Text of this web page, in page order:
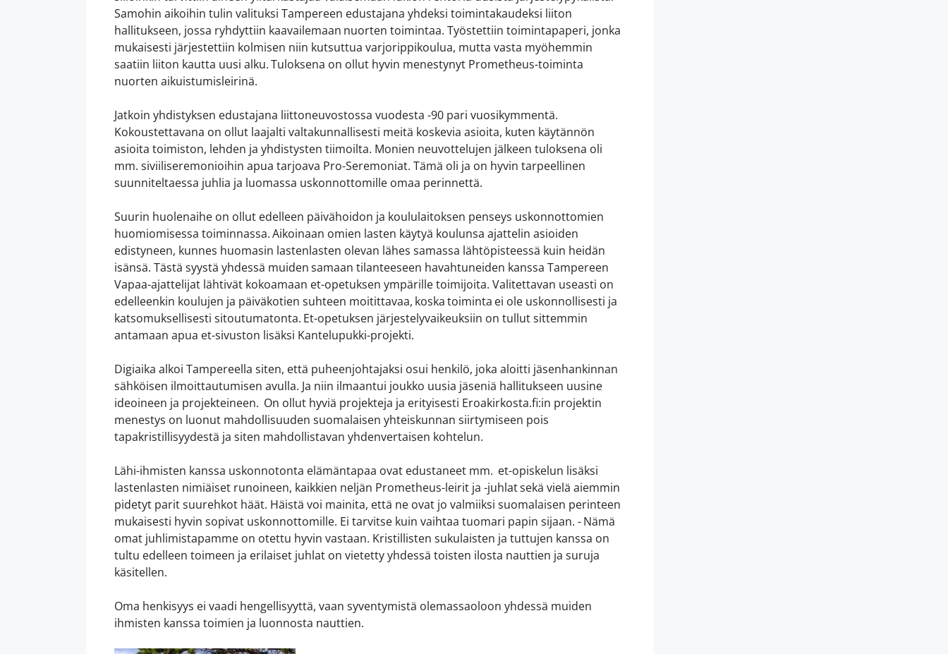
Samohin aikoihin tulin valituksi Tampereen edustajana yhdeksi toimintakaudeksi liiton
hallitukseen, jossa ryhdyttiin kaavailemaan nuorten toimintaa. Työstettiin toimintapaperi, jonka
mukaisesti järjestettiin kolmisen niin kutsuttua varjorippikoulua, mutta vasta myöhemmin
saatiin liiton kautta uusi alku. Tuloksena on ollut hyvin menestynyt Prometheus-toiminta
nuorten aikuistumisleirinä.
Jatkoin yhdistyksen edustajana liittoneuvostossa vuodesta -90 pari vuosikymmentä.
Kokoustettavana on ollut laajalti valtakunnallisesti meitä koskevia asioita, kuten käytännön
asioita toimiston, lehden ja yhdistysten tiimoilta. Monien neuvottelujen jälkeen tuloksena oli
mm. siviiliseremonioihin apua tarjoava Pro-Seremoniat. Tämä oli ja on hyvin tarpeellinen
suunniteltaessa juhlia ja luomassa uskonnottomille omaa perinnettä.
Suurin huolenaihe on ollut edelleen päivähoidon ja koululaitoksen penseys uskonnottomien
huomiomisessa toiminnassa. Aikoinaan omien lasten käytyä koulunsa ajattelin asioiden
edistyneen, kunnes huomasin lastenlasten olevan lähes samassa lähtöpisteessä kuin heidän
isänsä. Tästä syystä yhdessä muiden samaan tilanteeseen havahtuneiden kanssa Tampereen
Vapaa-ajattelijat lähtivät kokoamaan et-opetuksen ympärille toimijoita. Valitettavan useasti on
edelleenkin koulujen ja päiväkotien suhteen moitittavaa, koska toiminta ei ole uskonnollisesti ja
katsomuksellisesti sitoutumatonta. Et-opetuksen järjestelyvaikeuksiin on tullut sittemmin
antamaan apua et-sivuston lisäksi Kantelupukki-projekti.
Digiaika alkoi Tampereella siten, että puheenjohtajaksi osui henkilö, joka aloitti jäsenhankinnan
sähköisen ilmoittautumisen avulla. Ja niin ilmaantui joukko uusia jäseniä hallitukseen uusine
ideoineen ja projekteineen. On ollut hyviä projekteja ja erityisesti Eroakirkosta.fi:in projektin
menestys on luonut mahdollisuuden suomalaisen yhteiskunnan siirtymiseen pois
tapakristillisyydestä ja siten mahdollistavan yhdenvertaisen kohtelun.
Lähi-ihmisten kanssa uskonnotonta elämäntapaa ovat edustaneet mm. et-opiskelun lisäksi
lastenlasten nimiäiset runoineen, kaikkien neljän Prometheus-leirit ja -juhlat sekä vielä aiemmin
pidetyt parit suurehkot häät. Häistä voi mainita, että ne ovat jo valmiiksi suomalaisen perinteen
mukaisesti hyvin sopivat uskonnottomille. Ei tarvitse kuin vaihtaa tuomari papin sijaan. - Nämä
omat juhlimistapamme on otettu hyvin vastaan. Kristillisten sukulaisten ja tuttujen kanssa on
tultu edelleen toimeen ja erilaiset juhlat on vietetty yhdessä toisten ilosta nauttien ja suruja
käsitellen.
Oma henkisyys ei vaadi hengellisyyttä, vaan syventymistä olemassaoloon yhdessä muiden
ihmisten kanssa toimien ja luonnosta nauttien.